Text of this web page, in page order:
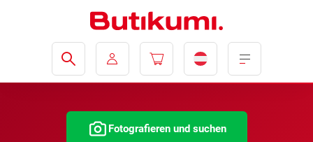
Fotografieren und suchen